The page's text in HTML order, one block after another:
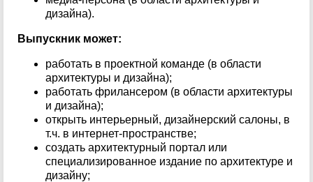
дизайна).
Выпускник может:
работать в проектной команде (в области
архитектуры и дизайна);
работать фрилансером (в области архитектуры
и дизайна);
открыть интерьерный, дизайнерский салоны, в
т.ч. в интернет-пространстве;
создать архитектурный портал или
специализированное издание по архитектуре и
дизайну;